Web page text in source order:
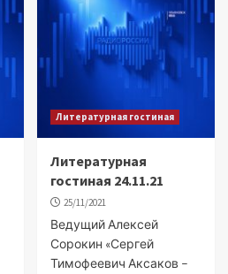
Литературная гостиная
Литературная
гостиная 24.11.21
25/11/2021
Ведущий Алексей
Сорокин «Сергей
Тимофеевич Аксаков –